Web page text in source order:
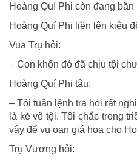
Hoàng Quí Phi còn đang
Hoàng Quí Phi liền lên kiệu
Vua Trụ hỏi:
– Con khốn đó đã chịu tội
Hoàng Quí Phi tâu:
– Tôi tuân lệnh tra hỏi rất
là kẻ vô tội. Tôi chắc trong
vậy để vu oan giá họa cho
Trụ Vương hỏi: